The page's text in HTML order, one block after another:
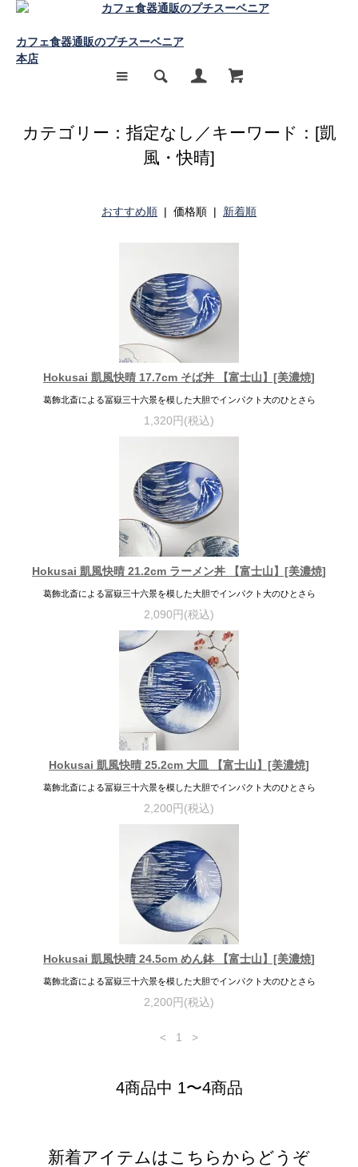
カフェ食器通販のプチスーベニア
本店
カテゴリー：指定なし／キーワード：[凱
風・快晴]
おすすめ順 | 価格順 | 新着順
Hokusai 凱風快晴 17.7cm そば丼 【富士山】[美濃焼]
葛飾北斎による冨嶽三十六景を模した大胆でインパクト大のひとさら
1,320円(税込)
Hokusai 凱風快晴 21.2cm ラーメン丼 【富士山】[美濃焼]
葛飾北斎による冨嶽三十六景を模した大胆でインパクト大のひとさら
2,090円(税込)
Hokusai 凱風快晴 25.2cm 大皿 【富士山】[美濃焼]
葛飾北斎による冨嶽三十六景を模した大胆でインパクト大のひとさら
2,200円(税込)
Hokusai 凱風快晴 24.5cm めん鉢 【富士山】[美濃焼]
葛飾北斎による冨嶽三十六景を模した大胆でインパクト大のひとさら
2,200円(税込)
< 1 >
4商品中 1〜4商品
新着アイテムはこちらからどうぞ